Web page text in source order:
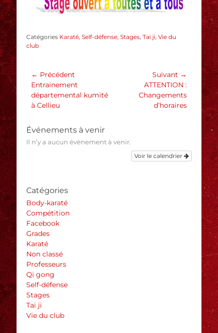
Catégories Karaté Self-défense Stages Tai ji Vie du
club
Navigation
de
l’article
← Précédent
Article
précédent :
Entrainement
départemental kumité
à Cellieu
Suivant →
ATTENTION :
Changements
d’horaires
Événements à venir
Il n’y a aucun évènement à venir.
Voir le calendrier
Catégories
Body-karaté
Compétition
Facebook
Grades
Karaté
Non classé
Professeurs
Qi gong
Self-défense
Stages
Tai ji
Vie du club